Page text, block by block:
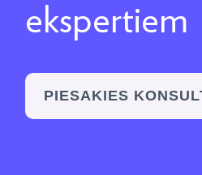
ekspertiem
PIESAKIES